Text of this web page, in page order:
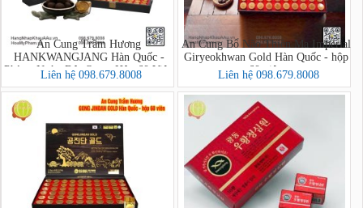
An Cung Trầm Hương
HANKWANGJANG Hàn Quốc -
Phòng Ngừa Đột Quỵ - Hộp 60 Viên
(Premium Balhyo Chimhyang
Hongsamdam)
Liên hệ 098.679.8008
An Cung Bổ Não Thiên Ma Imperial
Giryeokhwan Gold Hàn Quốc - hộp
60 viên
Liên hệ 098.679.8008